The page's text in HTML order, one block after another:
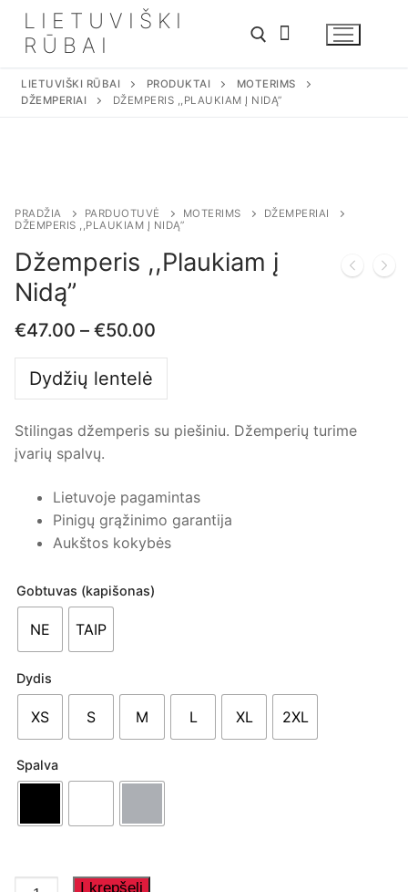
turinio
LIETUVIŠKI
RŪBAI
LIETUVIŠKI RŪBAI PRODUKTAI
MOTERIMS
DŽEMPERIAI
DŽEMPERIS ,,PLAUKIAM Į NIDĄ”
PRADŽIA PARDUOTUVĖ MOTERIMS
DŽEMPERIAI
DŽEMPERIS ,,PLAUKIAM Į NIDĄ”
Džemperis ,,Plaukiam į
Nidą”
€47.00 – €50.00
Dydžių lentelė
Stilingas džemperis su piešiniu. Džemperių turime
įvarių spalvų.
Lietuvoje pagamintas
Pinigų grąžinimo garantija
Aukštos kokybės
Gobtuvas (kapišonas)
NE TAIP
Dydis
XS S M L XL 2XL
Spalva
produkto
Į krepšelį